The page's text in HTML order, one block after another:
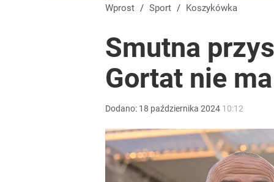
FC Barcelona pożałowała rozstania z Robertem
Nawrocki ma szansę na drugą kadencję? Tak
Szokująca śmierć wstrząsnęła polskim futbolem.
Wprost / Sport / Koszykówka
Smutna
Gortat nie
Dodano: 18 października 2024 10:12